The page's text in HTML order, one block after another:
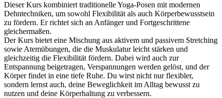
Dieser Kurs kombiniert traditionelle Yoga-Posen mit modernen
Dehntechniken, um sowohl Flexibilität als auch Körperbewusstsein
zu fördern. Er richtet sich an Anfänger und Fortgeschrittene
gleichermaßen.
Der Kurs bietet eine Mischung aus aktivem und passivem Stretching
sowie Atemübungen, die die Muskulatur leicht stärken und
gleichzeitig die Flexibilität fördern. Dabei wird auch zur
Entspannung beigetragen, Verspannungen werden gelöst, und der
Körper findet in eine tiefe Ruhe. Du wirst nicht nur flexibler,
sondern lernst auch, deine Beweglichkeit im Alltag bewusst zu
nutzen und deine Körperhaltung zu verbessern.